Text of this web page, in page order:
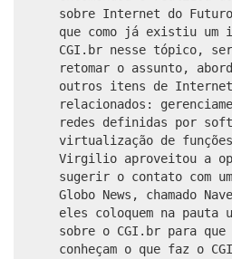
sobre Internet do
que como já existiu um
CGI.br nesse tópico,
retomar o assunto,
outros itens de Internet
relacionados:
redes definidas por
virtualização de
Virgilio aproveitou a
sugerir o contato com
Globo News, chamado
eles coloquem na pauta
sobre o CGI.br para que
conheçam o que faz o